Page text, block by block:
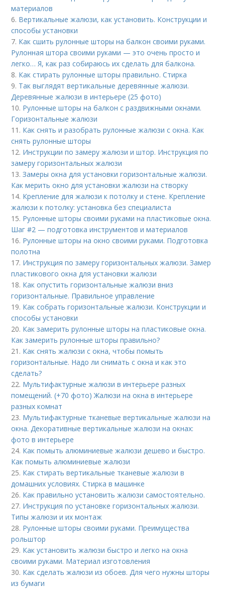
материалов
6. Вертикальные жалюзи, как установить. Конструкции и
способы установки
7. Как сшить рулонные шторы на балкон своими руками.
Рулонная штора своими руками — это очень просто и
легко… Я, как раз собираюсь их сделать для балкона.
8. Как стирать рулонные шторы правильно. Стирка
9. Так выглядят вертикальные деревянные жалюзи.
Деревянные жалюзи в интерьере (25 фото)
10. Рулонные шторы на балкон с раздвижными окнами.
Горизонтальные жалюзи
11. Как снять и разобрать рулонные жалюзи с окна. Как
снять рулонные шторы
12. Инструкции по замеру жалюзи и штор. Инструкция по
замеру горизонтальных жалюзи
13.Замеры окна для установки горизонтальные жалюзи.
Как мерить окно для установки жалюзи на створку
14. Крепление для жалюзи к потолку и стене. Крепление
жалюзи к потолку: установка без специалиста
15. Рулонные шторы своими руками на пластиковые окна.
Шаг #2 — подготовка инструментов и материалов
16. Рулонные шторы на окно своими руками. Подготовка
полотна
17. Инструкция по замеру горизонтальных жалюзи. Замер
пластикового окна для установки жалюзи
18. Как опустить горизонтальные жалюзи вниз
горизонтальные. Правильное управление
19. Как собрать горизонтальные жалюзи. Конструкции и
способы установки
20. Как замерить рулонные шторы на пластиковые окна.
Как замерить рулонные шторы правильно?
21. Как снять жалюзи с окна, чтобы помыть
горизонтальные. Надо ли снимать с окна и как это
сделать?
22. Мультифактурные жалюзи в интерьере разных
помещений. (+70 фото) Жалюзи на окна в интерьере
разных комнат
23. Мультифактурные тканевые вертикальные жалюзи на
окна. Декоративные вертикальные жалюзи на окнах:
фото в интерьере
24. Как помыть алюминиевые жалюзи дешево и быстро.
Как помыть алюминиевые жалюзи
25. Как стирать вертикальные тканевые жалюзи в
домашних условиях. Стирка в машинке
26. Как правильно установить жалюзи самостоятельно.
27. Инструкция по установке горизонтальных жалюзи.
Типы жалюзи и их монтаж
28. Рулонные шторы своими руками. Преимущества
рольштор
29. Как установить жалюзи быстро и легко на окна
своими руками. Материал изготовления
30. Как сделать жалюзи из обоев. Для чего нужны шторы
из бумаги